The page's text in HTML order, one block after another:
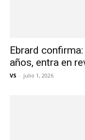
Ebrard
años, entra en
VS - julio 1, 2026